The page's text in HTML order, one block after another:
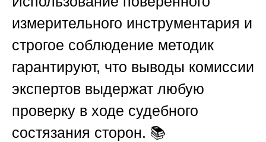
измерительного инструментария и
строгое соблюдение методик
гарантируют, что выводы комиссии
экспертов выдержат любую
проверку в ходе судебного
состязания сторон. 📚